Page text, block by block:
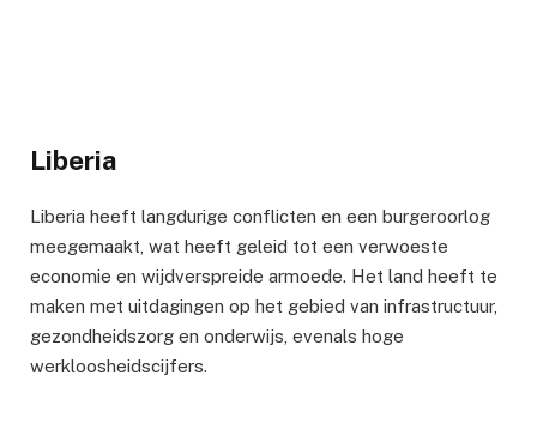
Liberia
Liberia heeft langdurige conflicten en een burgeroorlog
meegemaakt, wat heeft geleid tot een verwoeste
economie en wijdverspreide armoede. Het land heeft te
maken met uitdagingen op het gebied van infrastructuur,
gezondheidszorg en onderwijs, evenals hoge
werkloosheidscijfers.